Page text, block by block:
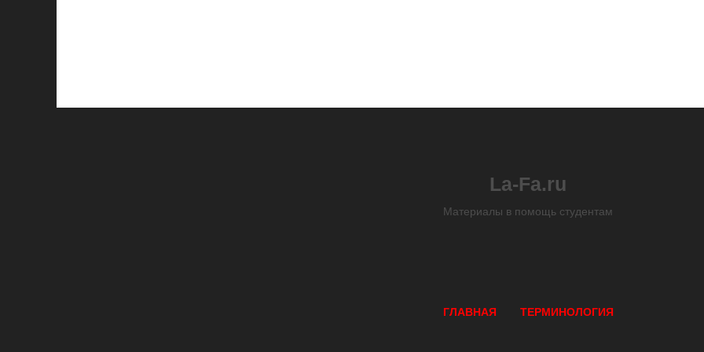
La-Fa.ru
Материалы в помощь студентам
ГЛАВНАЯ ТЕРМИНОЛОГИЯ